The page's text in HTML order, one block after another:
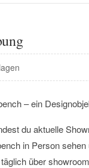
– ein
du aktuelle
in Person
über